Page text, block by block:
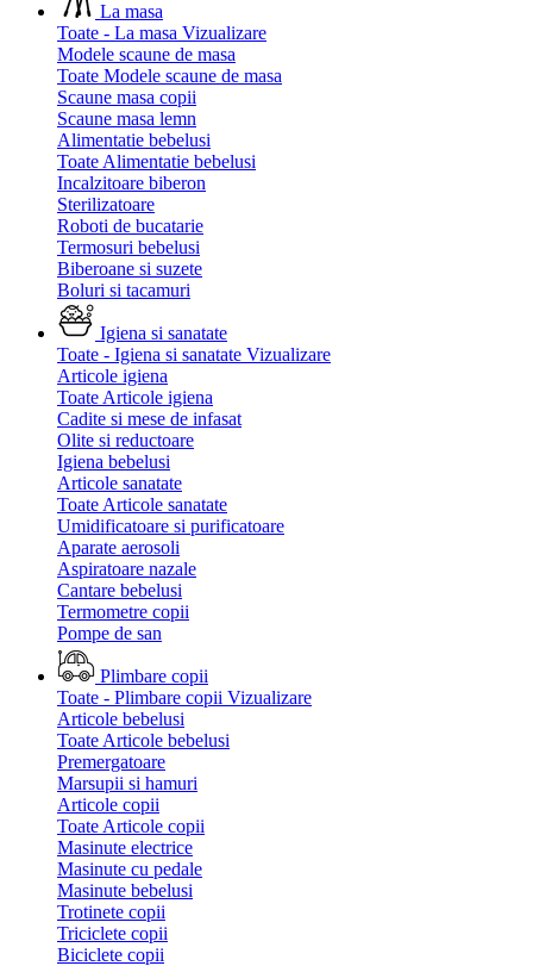
La masa
Toate - La masa Vizualizare
Modele scaune de masa
Toate Modele scaune de masa
Scaune masa copii
Scaune masa lemn
Alimentatie bebelusi
Toate Alimentatie bebelusi
Incalzitoare biberon
Sterilizatoare
Roboti de bucatarie
Termosuri bebelusi
Biberoane si suzete
Boluri si tacamuri
Igiena si sanatate
Toate - Igiena si sanatate Vizualizare
Articole igiena
Toate Articole igiena
Cadite si mese de infasat
Olite si reductoare
Igiena bebelusi
Articole sanatate
Toate Articole sanatate
Umidificatoare si purificatoare
Aparate aerosoli
Aspiratoare nazale
Cantare bebelusi
Termometre copii
Pompe de san
Plimbare copii
Toate - Plimbare copii Vizualizare
Articole bebelusi
Toate Articole bebelusi
Premergatoare
Marsupii si hamuri
Articole copii
Toate Articole copii
Masinute electrice
Masinute cu pedale
Masinute bebelusi
Trotinete copii
Triciclete copii
Biciclete copii